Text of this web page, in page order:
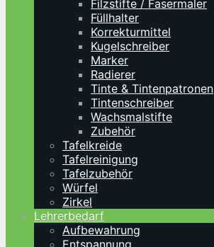
Filzstifte / Fasermaler
Füllhalter
Korrekturmittel
Kugelschreiber
Marker
Radierer
Tinte & Tintenpatronen
Tintenschreiber
Wachsmalstifte
Zubehör
Tafelkreide
Tafelreinigung
Tafelzubehör
Würfel
Zirkel
Lehrerbedarf
Aufbewahrung
Entspannung